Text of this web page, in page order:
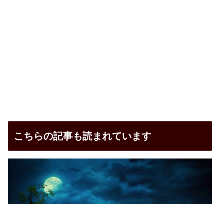
こちらの記事も読まれています